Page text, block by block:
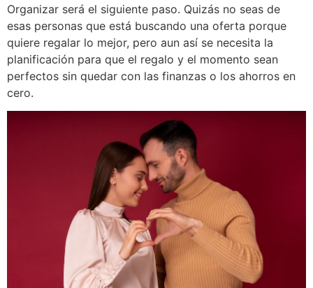
Organizar será el siguiente paso. Quizás no seas de
esas personas que está buscando una oferta porque
quiere regalar lo mejor, pero aun así se necesita la
planificación para que el regalo y el momento sean
perfectos sin quedar con las finanzas o los ahorros en
cero.